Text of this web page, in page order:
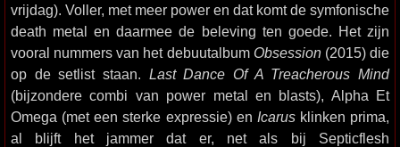
vrijdag). Voller, met meer power en dat komt de symfonische
death metal en daarmee de beleving ten goede. Het zijn
vooral nummers van het debuutalbum Obsession(2015) die
op de setlist staan. Last Dance Of A Treacherous Mind
(bijzondere combi van power metal en blasts), Alpha Et
Omega (met een sterke expressie) en Icarusklinken prima,
al blijft het jammer dat er, net als bij Septicflesh